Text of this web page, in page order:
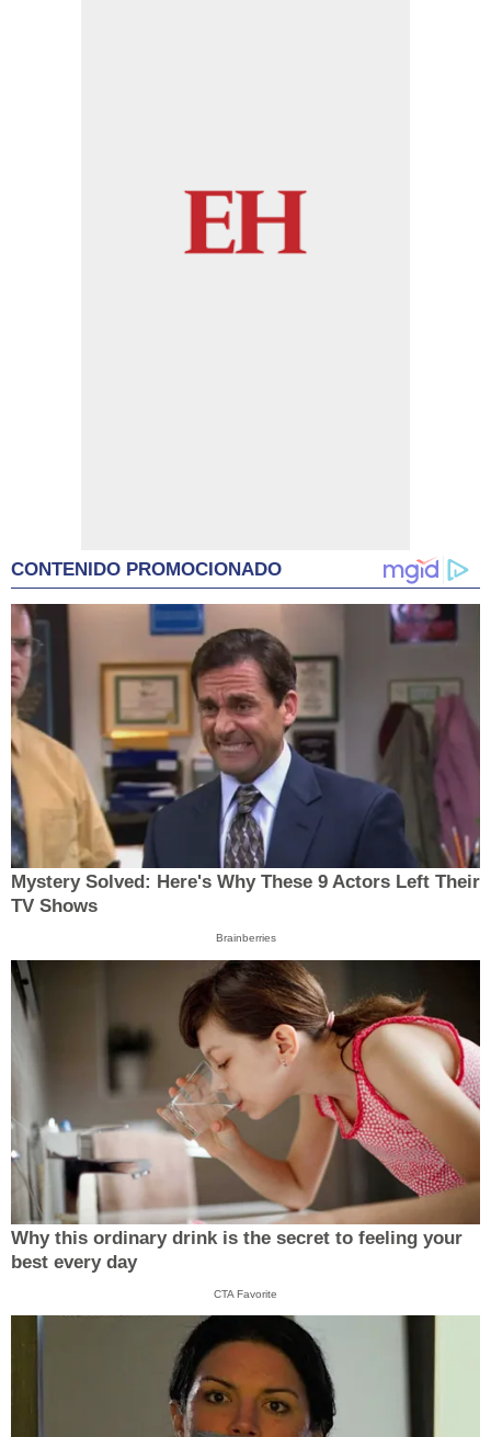
CONTENIDO PROMOCIONADO
Mystery Solved: Here's Why These 9 Actors Left Their
TV Shows
Brainberries
Why this ordinary drink is the secret to feeling your
best every day
CTA Favorite